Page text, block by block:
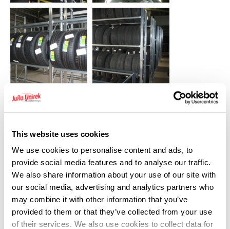
This website uses cookies
We use cookies to personalise content and ads, to
provide social media features and to analyse our traffic.
We also share information about your use of our site with
our social media, advertising and analytics partners who
may combine it with other information that you’ve
provided to them or that they’ve collected from your use
of their services. We also use cookies to collect data for
Eigenschappen Technische specificaties
Vergroting van de opslagcapaciteit